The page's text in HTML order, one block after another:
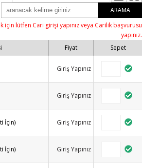
ARAMA
için lütfen Cari girişi yapınız veya Carilik başvurusu
yapınız.
Fiyat
Sepet
Giriş Yapınız
Giriş Yapınız
İçin)
Giriş Yapınız
İçin)
Giriş Yapınız